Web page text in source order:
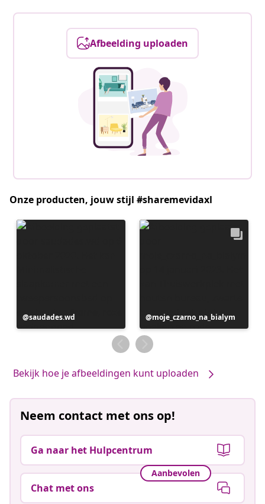
Afbeelding uploaden
Onze producten, jouw stijl #sharemevidaxl
Bericht
gepubliceerd
saudades.wd
Bericht
gepubliceerd
door
moje_czarno_na_bialym
Bekijk hoe je afbeeldingen kunt uploaden
Neem contact met ons op!
Ga naar het Hulpcentrum
Aanbevolen
Chat met ons